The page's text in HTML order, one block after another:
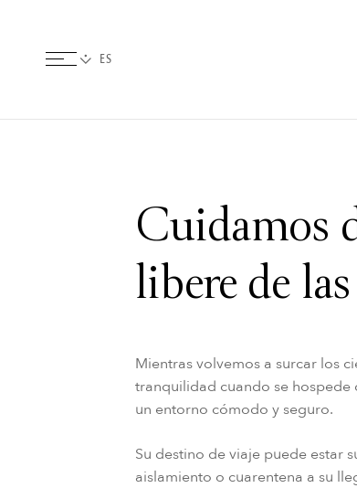
Cuidamos
libere de
Mientras volvemos a surcar los
tranquilidad cuando se
un entorno cómodo y seguro.
Su destino de viaje puede estar
aislamiento o cuarentena a su